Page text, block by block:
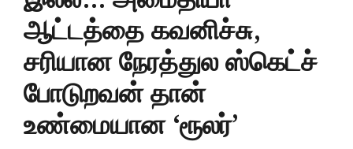
ஆட்டத்தை கவனிச்சு,
சரியான நேரத்துல ஸ்கெட்ச்
போடுறவன் தான்
உண்மையான ‘ரூலர்’